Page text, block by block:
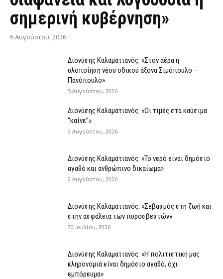
σημερινή κυβέρνηση»
6 Αυγούστου, 2026
Διονύσης Καλαματιανός: «Στον αέρα η
υλοποίηση νέου οδικού άξονα Σιμόπουλο –
Πανόπουλο»
5 Αυγούστου, 2026
Διονύσης Καλαματιανός: «Οι τιμές στα καύσιμα
“καίνε”»
3 Αυγούστου, 2026
Διονύσης Καλαματιανός: «Το νερό είναι δημόσιο
αγαθό και ανθρώπινο δικαίωμα»
2 Αυγούστου, 2026
Διονύσης Καλαματιανός: «Σεβασμός στη ζωή και
στην ασφάλεια των πυροσβεστών»
30 Ιουλίου, 2026
Διονύσης Καλαματιανός: «Η πολιτιστική μας
κληρονομιά είναι δημόσιο αγαθό, όχι
εμπόρευμα»